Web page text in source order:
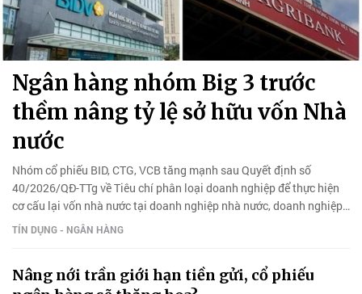
Ngân hàng nhóm Big 3 trước
thềm nâng tỷ lệ sở hữu vốn Nhà
nước
Nhóm cổ phiếu BID, CTG, VCB tăng mạnh sau Quyết định số
40/2026/QĐ-TTg về Tiêu chí phân loại doanh nghiệp để thực hiện
cơ cấu lại vốn nhà nước tại doanh nghiệp nhà nước, doanh nghiệp
có vốn nhà nước.
TÍN DỤNG - NGÂN HÀNG
Nâng nới trần giới hạn tiền gửi, cổ phiếu